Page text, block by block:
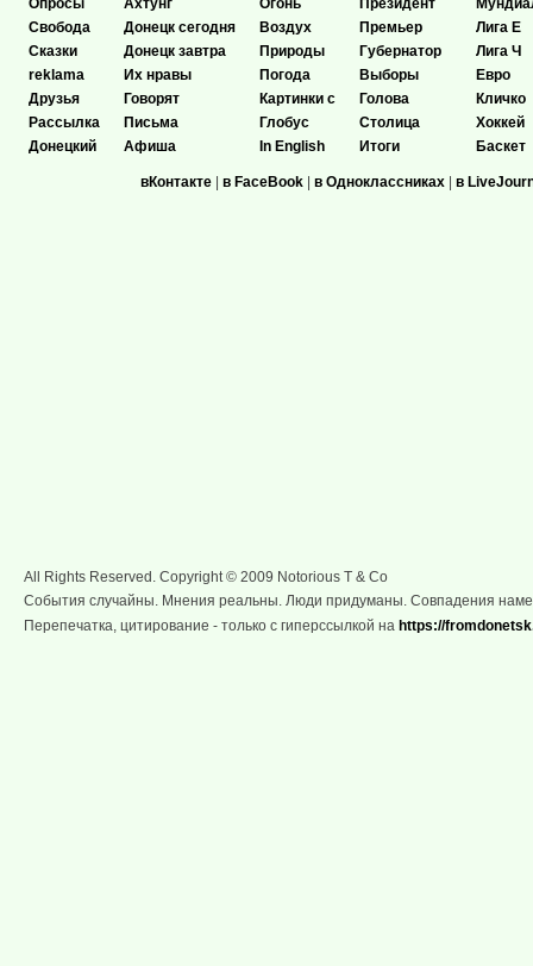
Свобода
Сказки
reklama
Друзья
Рассылка
Донецкий
Донецк сегодня
Донецк завтра
Их нравы
Говорят
Письма
Афиша
Воздух
Природы
Погода
Картинки с
Глобус
In English
Премьер
Губернатор
Выборы
Голова
Столица
Итоги
Лига Е
Лига Ч
Евро
Кличко
Хоккей
Баскет
вКонтакте | в FaceBook | в Одноклассниках | в
All Rights Reserved. Copyright © 2009 Notorious T & Co
События случайны. Мнения реальны. Люди придуманы. Совпадения
Перепечатка, цитирование - только с гиперссылкой на https://